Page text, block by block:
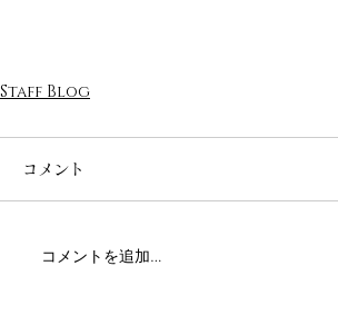
Staff Blog
コメント
コメントを追加…